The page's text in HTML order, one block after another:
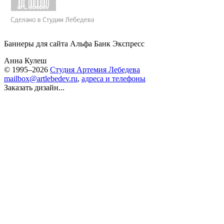
Баннеры для сайта Альфа Банк Экспресс
Анна Кулеш
© 1995–2026 Студия Артемия Лебедева
mailbox@artlebedev.ru, адреса и телефоны
Заказать дизайн...